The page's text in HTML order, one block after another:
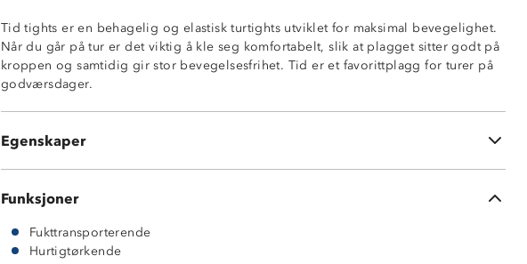
Tid tights er en behagelig og elastisk turtights utviklet for maksimal bevegelighet.
Når du går på tur er det viktig å kle seg komfortabelt, slik at plagget sitter godt på
kroppen og samtidig gir stor bevegelsesfrihet. Tid er et favorittplagg for turer på
godværsdager.
Egenskaper
92% polyester og 8 % spandex
Funksjoner
Fukttransporterende
Hurtigtørkende